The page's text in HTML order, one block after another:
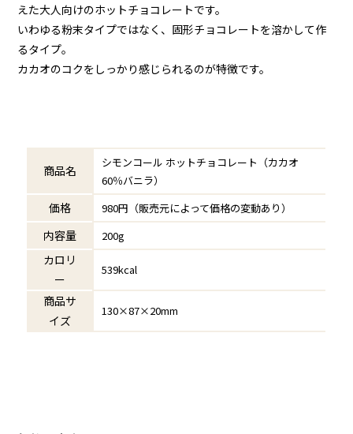
えた大人向けのホットチョコレートです。
いわゆる粉末タイプではなく、固形チョコレートを溶かして作
るタイプ。
カカオのコクをしっかり感じられるのが特徴です。
商品名
シモンコール ホットチョコレート（カカオ
60％バニラ）
価格 980円（販売元によって価格の変動あり）
内容量 200g
カロリ
ー
539kcal
商品サ
イズ
130×87×20mm